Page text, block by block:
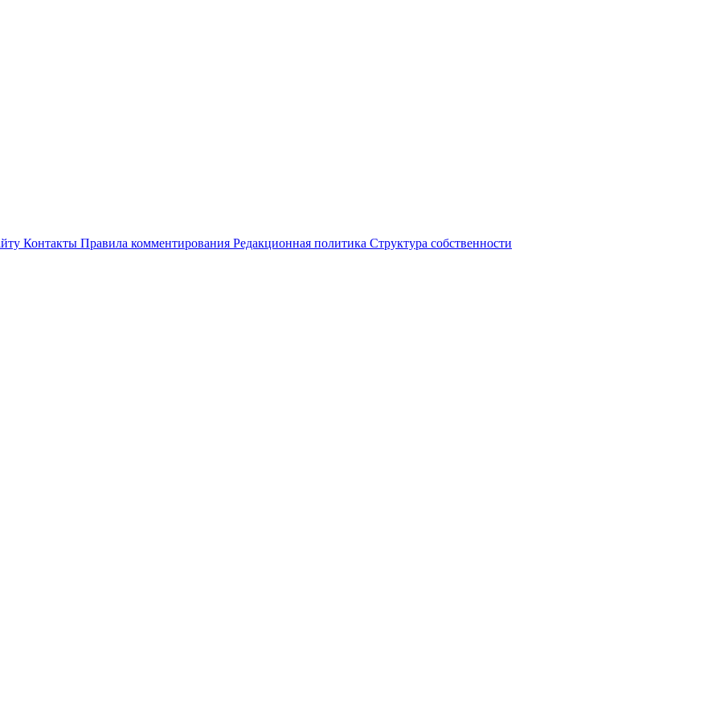
Контакты Правила комментирования Редакционная политика Структура собственности